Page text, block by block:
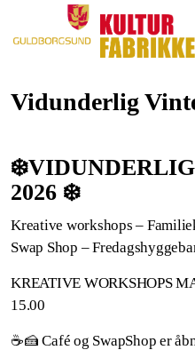
Vidunderlig
2026 ❄️
Kreative workshops –
Swap Shop –
KREATIVE WORKSHOPS
15.00
☕️🍰 Café og SwapShop er